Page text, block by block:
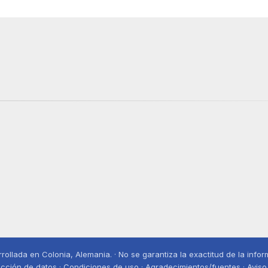
en Colonia, Alemania. · No se garantiza la exactitud de la